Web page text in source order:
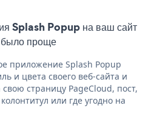
Splash Popup на ваш сайт
проще
приложение Splash Popup
и цвета своего веб-сайта и
страницу PageCloud, пост,
или где угодно на